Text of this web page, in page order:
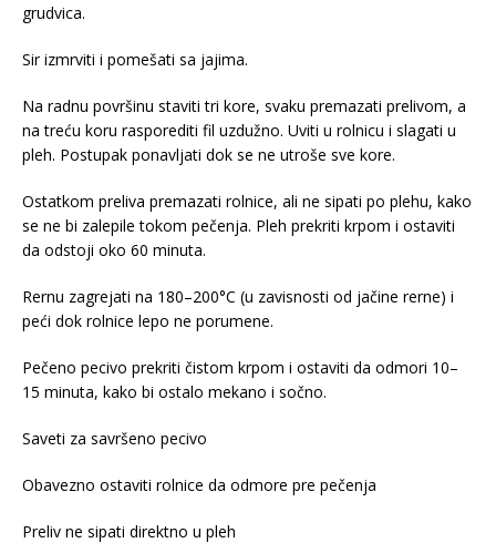
grudvica.
Sir izmrviti i pomešati sa jajima.
Na radnu površinu staviti tri kore, svaku premazati prelivom, a
na treću koru rasporediti fil uzdužno. Uviti u rolnicu i slagati u
pleh. Postupak ponavljati dok se ne utroše sve kore.
Ostatkom preliva premazati rolnice, ali ne sipati po plehu, kako
se ne bi zalepile tokom pečenja. Pleh prekriti krpom i ostaviti
da odstoji oko 60 minuta.
Rernu zagrejati na 180–200°C (u zavisnosti od jačine rerne) i
peći dok rolnice lepo ne porumene.
Pečeno pecivo prekriti čistom krpom i ostaviti da odmori 10–
15 minuta, kako bi ostalo mekano i sočno.
Saveti za savršeno pecivo
Obavezno ostaviti rolnice da odmore pre pečenja
Preliv ne sipati direktno u pleh